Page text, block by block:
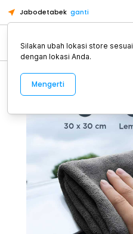
Jabodetabek ganti
Alat Kopi
Silakan ubah lokasi store sesuai
dengan lokasi Anda.
Mengerti